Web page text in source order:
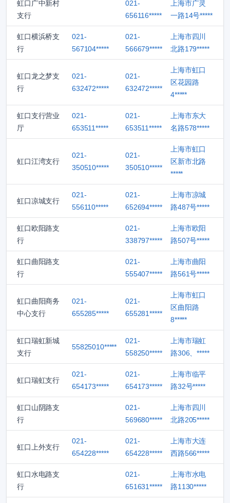
虹口广中新村
支行
021-
656116*****
上海市广灵
一路14号*****
虹口横浜桥支
行
021-
567104*****
021-
566679*****
上海市四川
北路179*****
虹口龙之梦支
行
021-
632472*****
021-
632472*****
上海市虹口
区花园路
4*****
虹口支行营业
厅
021-
653511*****
021-
653511*****
上海市东大
名路578*****
虹口江湾支行
021-
350510*****
021-
350510*****
上海市虹口
区新市北路
*****
虹口凉城支行
021-
556110*****
021-
652694*****
上海市凉城
路487号*****
虹口欧阳路支
行
021-
338797*****
上海市欧阳
路507号*****
虹口曲阳路支
行
021-
555407*****
上海市曲阳
路561号*****
虹口曲阳商务
中心支行
021-
655285*****
021-
655281*****
上海市虹口
区曲阳路
8*****
虹口瑞虹新城
支行
55825010*****
021-
558250*****
上海市瑞虹
路306、*****
虹口瑞虹支行
021-
654173*****
021-
654173*****
上海市临平
路32号*****
虹口山阴路支
行
021-
569680*****
上海市四川
北路205*****
虹口上外支行
021-
654228*****
021-
654228*****
上海市大连
西路566*****
虹口水电路支
行
021-
651631*****
上海市水电
路1130*****